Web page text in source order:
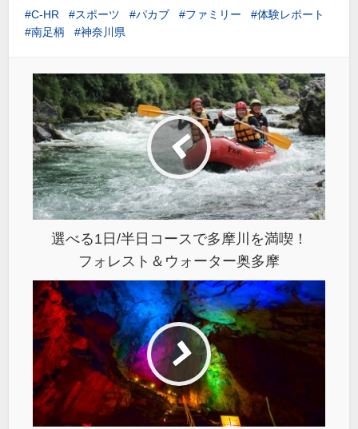
C-HR スポーツ パカブ ファミリー
体験レポート
南足柄
神奈川県
選べる1日/半日コースで多摩川を満喫！
フォレスト＆ウォーター奥多摩